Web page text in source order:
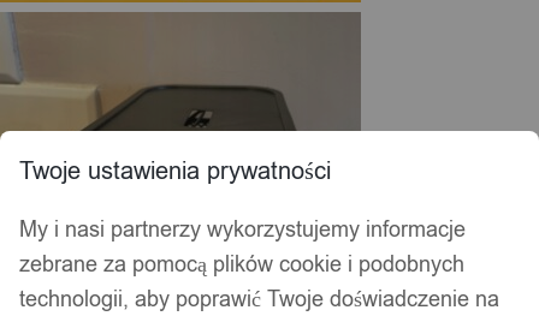
Twoje ustawienia prywatności
My i nasi partnerzy wykorzystujemy informacje
zebrane za pomocą plików cookie i podobnych
technologii, aby poprawić Twoje doświadczenie na